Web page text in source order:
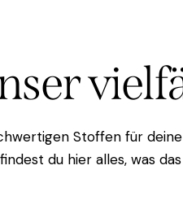
Stoffen für
du hier alles, was